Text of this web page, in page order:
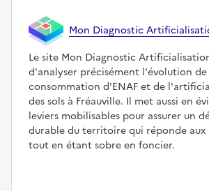
Mon Diagnostic
Le site Mon Diagnostic
d'analyser précisément l'évolution de
consommation d'ENAF et de
des sols à Fréauville. Il met aussi en
leviers mobilisables pour assurer un
durable du territoire qui réponde aux
tout en étant sobre en foncier.